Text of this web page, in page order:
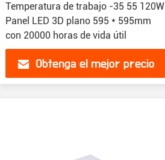
Temperatura de trabajo -35 55 120W
Panel LED 3D plano 595 * 595mm
con 20000 horas de vida útil
Obtenga el mejor precio